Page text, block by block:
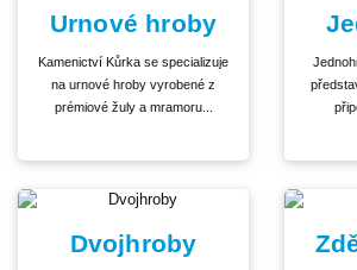
Urnové hroby
Kamenictví Kůrka se specializuje
na urnové hroby vyrobené z
prémiové žuly a mramoru...
Dvojhroby